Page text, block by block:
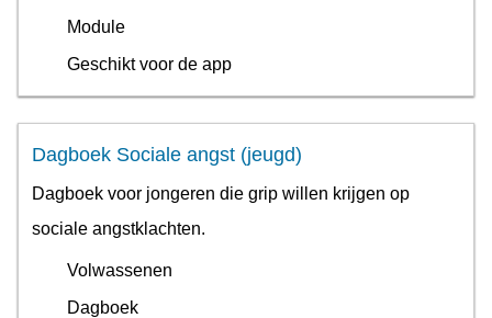
Module
Geschikt voor de app
Dagboek Sociale angst (jeugd)
Dagboek voor jongeren die grip willen krijgen op
sociale angstklachten.
Volwassenen
Dagboek